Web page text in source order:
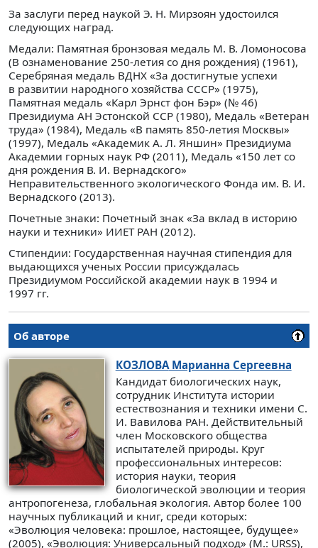
За заслуги перед наукой Э. Н. Мирзоян удостоился
следующих наград.
Медали: Памятная бронзовая медаль М. В. Ломоносова
(В ознаменование 250-летия со дня рождения) (1961),
Серебряная медаль ВДНХ «За достигнутые успехи
в развитии народного хозяйства СССР» (1975),
Памятная медаль «Карл Эрнст фон Бэр» (№ 46)
Президиума АН Эстонской ССР (1980), Медаль «Ветеран
труда» (1984), Медаль «В память 850-летия Москвы»
(1997), Медаль «Академик А. Л. Яншин» Президиума
Академии горных наук РФ (2011), Медаль «150 лет со
дня рождения В. И. Вернадского»
Неправительственного экологического Фонда им. В. И.
Вернадского (2013).
Почетные знаки: Почетный знак «За вклад в историю
науки и техники» ИИЕТ РАН (2012).
Стипендии: Государственная научная стипендия для
выдающихся ученых России присуждалась
Президиумом Российской академии наук в 1994 и
1997 гг.
Об авторе
КОЗЛОВАМарианна Сергеевна
Кандидат биологических наук,
сотрудник Института истории
естествознания и техники имени С.
И. Вавилова РАН. Действительный
член Московского общества
испытателей природы. Круг
профессиональных интересов:
история науки, теория
биологической эволюции и теория
антропогенеза, глобальная экология. Автор более 100
научных публикаций и книг, среди которых:
«Эволюция человека: прошлое, настоящее, будущее»
(2005), «Эволюция: Универсальный подход» (М.: URSS),